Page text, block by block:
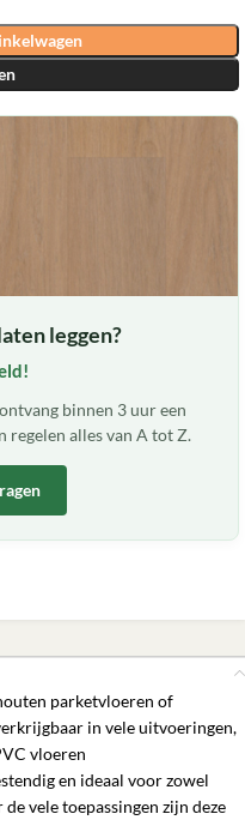
leggen?
binnen 3 uur een
regelen alles van A tot Z.
parketvloeren of
in vele uitvoeringen,
vloeren
en ideaal voor zowel
vele toepassingen zijn deze